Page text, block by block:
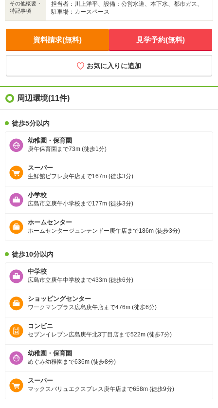
その他概要・
特記事項
担当者：川上洋平、設備：公営水道、本下水、都市ガス、
駐車場：カースペース
資料請求(無料) 見学予約(無料)
お気に入りに追加
周辺環境(11件)
徒歩5分以内
幼稚園・保育園
庚午保育園まで73m (徒歩1分)
スーパー
生鮮館ビフレ庚午店まで167m (徒歩3分)
小学校
広島市立庚午小学校まで177m (徒歩3分)
ホームセンター
ホームセンタージュンテンドー庚午店まで186m (徒歩3分)
徒歩10分以内
中学校
広島市立庚午中学校まで433m (徒歩6分)
ショッピングセンター
ワークマンプラス広島庚午店まで476m (徒歩6分)
コンビニ
セブンイレブン広島庚午北3丁目店まで522m (徒歩7分)
幼稚園・保育園
めぐみ幼稚園まで636m (徒歩8分)
スーパー
マックスバリュエクスプレス庚午店まで658m (徒歩9分)